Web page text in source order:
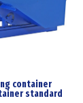
container
standard